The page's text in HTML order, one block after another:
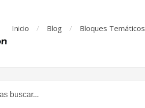
Inicio Blog Bloques Temáticos